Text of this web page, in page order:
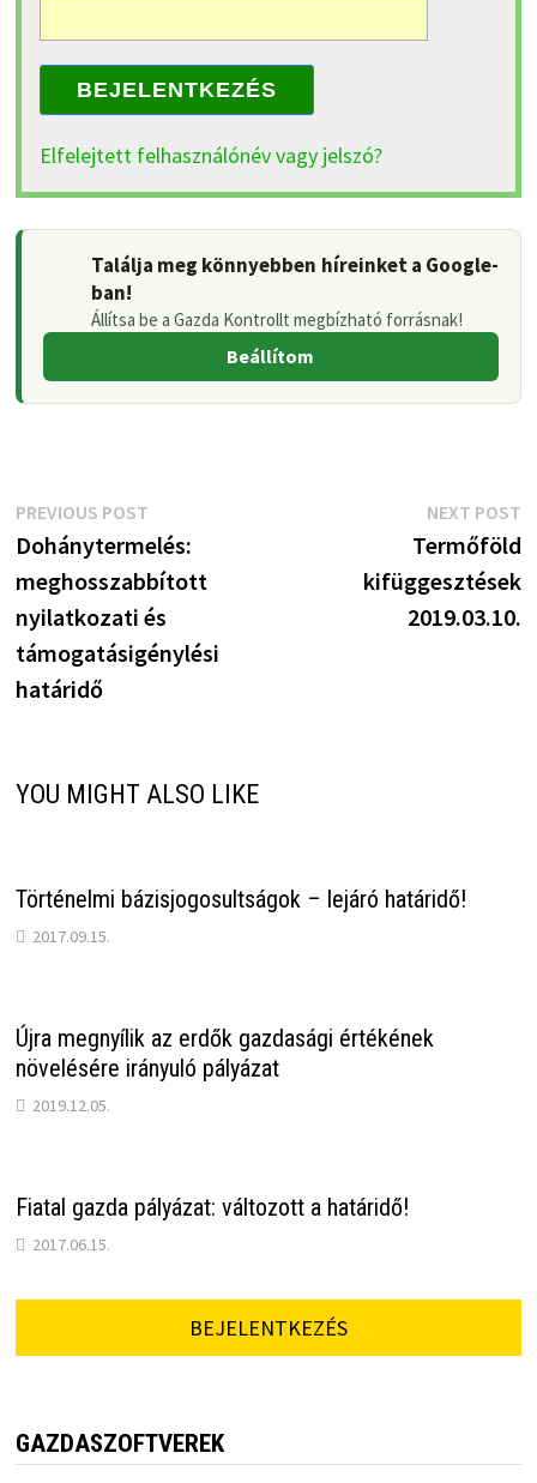
BEJELENTKEZÉS
Elfelejtett felhasználónév vagy jelszó?
Találja meg könnyebben híreinket a Google-
ban!
Állítsa be a Gazda Kontrollt megbízható forrásnak!
Beállítom
Bejegyzés
navigáció
PREVIOUS POSTPrevious
post:
Dohánytermelés:
meghosszabbított
nyilatkozati és
támogatásigénylési
határidő
NEXT POST
Termőföld
kifüggesztések
2019.03.10.
YOU MIGHT ALSO LIKE
Történelmi bázisjogosultságok – lejáró határidő!
2017.09.15.
Újra megnyílik az erdők gazdasági értékének
növelésére irányuló pályázat
2019.12.05.
Fiatal gazda pályázat: változott a határidő!
2017.06.15.
BEJELENTKEZÉS
GAZDASZOFTVEREK